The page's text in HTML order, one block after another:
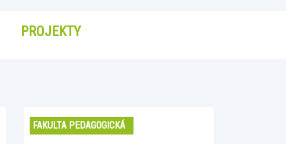
PROJEKTY
FAKULTA PEDAGOGICKÁ